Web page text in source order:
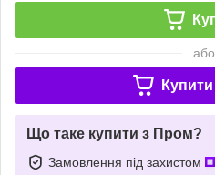
або
Купити
Що таке купити з Пром?
Замовлення під захистом